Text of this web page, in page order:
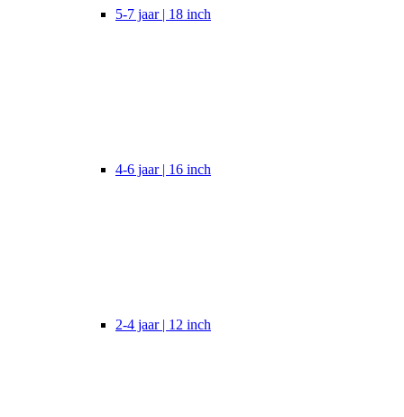
5-7 jaar | 18 inch
4-6 jaar | 16 inch
2-4 jaar | 12 inch